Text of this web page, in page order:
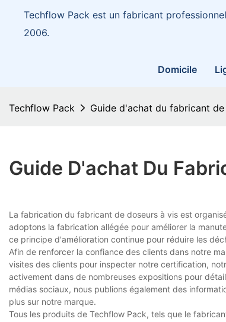
Techflow Pack est un fabricant
2006.
Domicile
Techflow Pack Guide d'achat du fabricant
Guide D'achat Du
La fabrication du fabricant de doseurs à vis est
adoptons la fabrication allégée pour améliorer la
ce principe d'amélioration continue pour réduire les
Afin de renforcer la confiance des clients dans notre
visites des clients pour inspecter notre certification,
activement dans de nombreuses expositions pour
médias sociaux, nous publions également des
plus sur notre marque.
Tous les produits de Techflow Pack, tels que le